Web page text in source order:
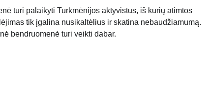
turi palaikyti Turkmėnijos aktyvistus, iš kurių atimtos
tik įgalina nusikaltėlius ir skatina nebaudžiamumą.
bendruomenė turi veikti dabar.